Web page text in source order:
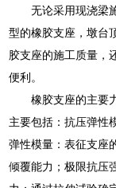
无论采用现浇梁
型的橡胶支座，墩台
胶支座的施工质量，
便利。
橡胶支座的主要
主要包括：抗压弹性
弹性模量：表征支座
倾覆能力；极限抗压